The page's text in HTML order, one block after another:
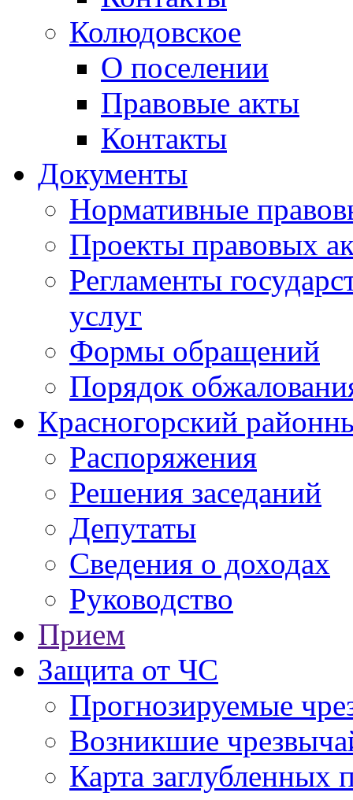
Колюдовское
О поселении
Правовые акты
Контакты
Документы
Нормативные
Проекты правовых
Регламенты
услуг
Формы обращений
Порядок
Красногорский
Распоряжения
Решения заседаний
Депутаты
Сведения о доходах
Руководство
Прием
Защита от ЧС
Прогнозируемые
Возникшие
Карта